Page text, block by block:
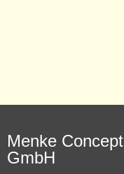
Menke Concept
GmbH